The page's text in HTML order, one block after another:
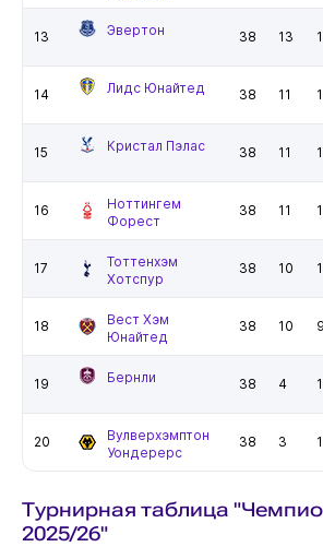
13 Эвертон 38 13
14 Лидс Юнайтед 38 11
15 Кристал Пэлас 38 11
16
Ноттингем
Форест
38 11
17
Тоттенхэм
Хотспур
38 10
18
Вест Хэм
Юнайтед
38 10 9
19 Бернли 38 4
20
Вулверхэмптон
Уондерерс
38 3
Турнирная таблица
2025/26"